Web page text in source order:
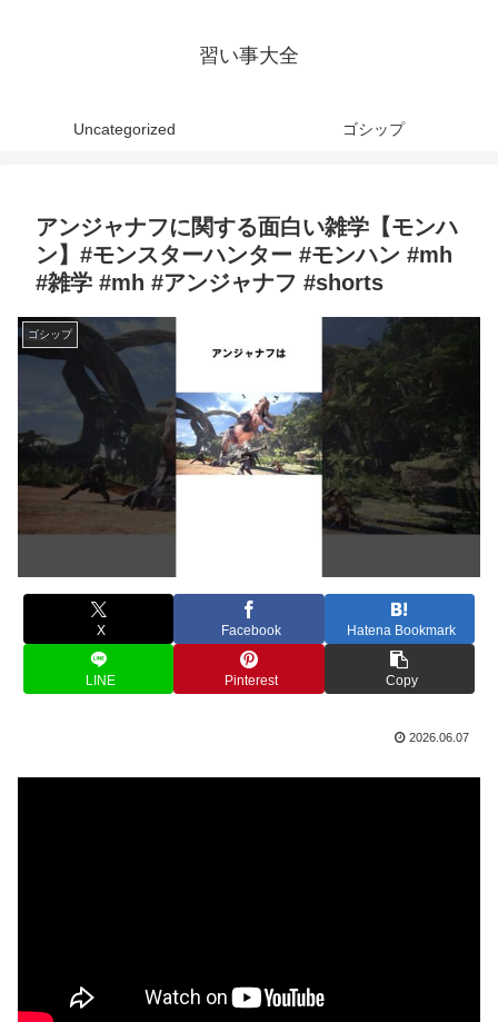
習い事大全
Uncategorized ゴシップ
アンジャナフに関する面白い雑学【モンハ
ン】#モンスターハンター #モンハン #mh
#雑学 #mh #アンジャナフ #shorts
ゴシップ
X Facebook Hatena Bookmark
LINE Pinterest Copy
2026.06.07